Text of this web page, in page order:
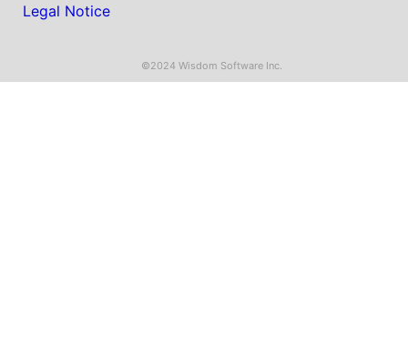
Legal Notice
©2024 Wisdom Software Inc.